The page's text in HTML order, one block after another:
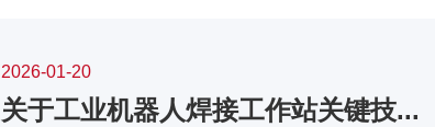
2026-01-20
关于工业机器人焊接工作站关键技...